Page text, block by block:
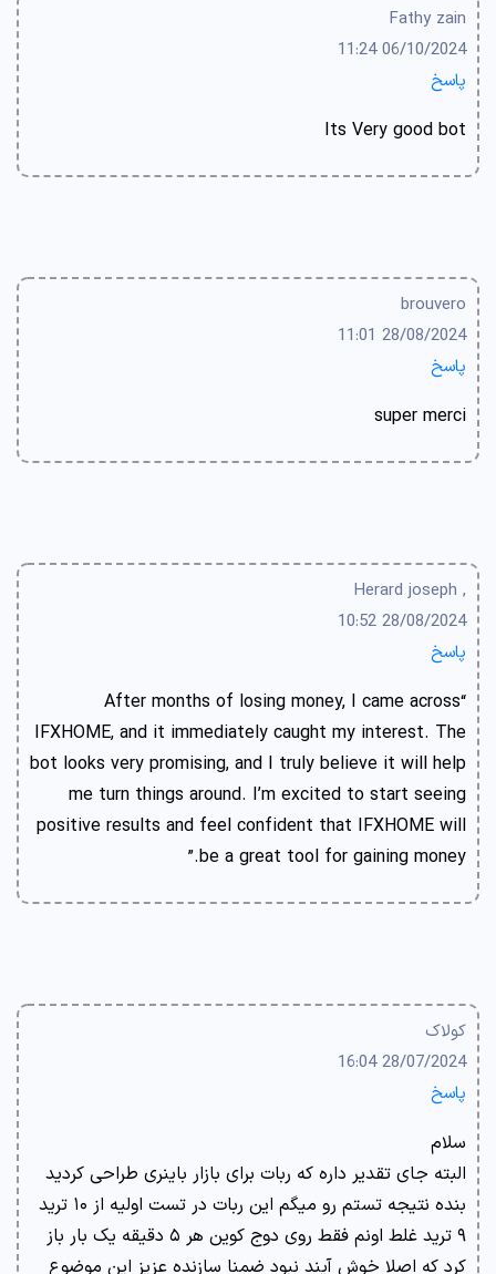
Fathy zain
06/10/2024 11:24
پاسخ
Its Very good bot
brouvero
28/08/2024 11:01
پاسخ
super merci
, Herard joseph
28/08/2024 10:52
پاسخ
“After months of losing money, I came across
IFXHOME, and it immediately caught my interest. The
bot looks very promising, and I truly believe it will help
me turn things around. I’m excited to start seeing
positive results and feel confident that IFXHOME will
be a great tool for gaining money.”
کولاک
28/07/2024 16:04
پاسخ
سلام
البته جای تقدیر داره که ربات برای بازار باینری طراحی کردید
بنده نتیجه تستم رو میگم این ربات در تست اولیه از ۱۰ ترید
۹ ترید غلط اونم فقط روی دوج کوین هر ۵ دقیقه یک بار باز
کرد که اصلا خوش آیند نبود ضمنا سازنده عزیز این موضوع